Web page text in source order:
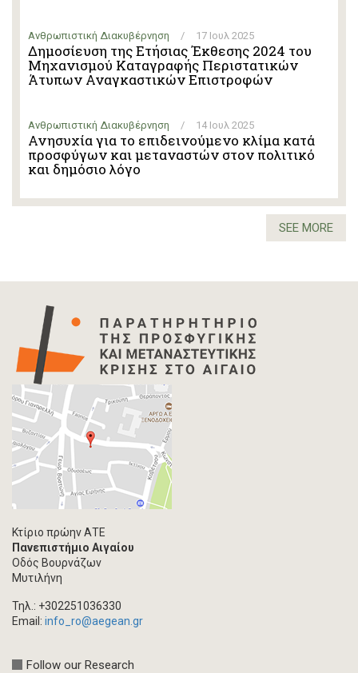
Ανθρωπιστική Διακυβέρνηση / 17 Ιουλ 2025
Δημοσίευση της Ετήσιας Έκθεσης 2024 του
Μηχανισμού Καταγραφής Περιστατικών
Άτυπων Αναγκαστικών Επιστροφών
Ανθρωπιστική Διακυβέρνηση / 14 Ιουλ 2025
Ανησυχία για το επιδεινούμενο κλίμα κατά
προσφύγων και μεταναστών στον πολιτικό
και δημόσιο λόγo
SEE MORE
Κτίριο πρώην ΑΤΕ
Πανεπιστήμιο Αιγαίου
Οδός Βουρνάζων
Μυτιλήνη
Τηλ.: +302251036330
Email: info_ro@aegean.gr
Follow our Research